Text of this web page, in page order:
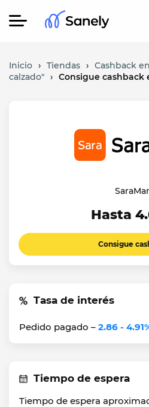
Inicio › Tiendas › Cashback
calzado" › Consigue cashback
Hasta
Consigue
Tasa de interés
Pedido pagado – 2.86 -
Tiempo de espera
Tiempo de espera